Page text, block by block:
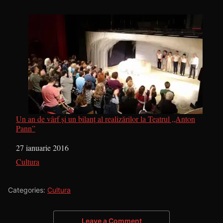
Un an de vârf şi un bilanţ al realizărilor la Teatrul „Anton
Pann”
Dată
27 ianuarie 2016
În legătură cu
Cultura
Categories: Cultura
Leave a Comment